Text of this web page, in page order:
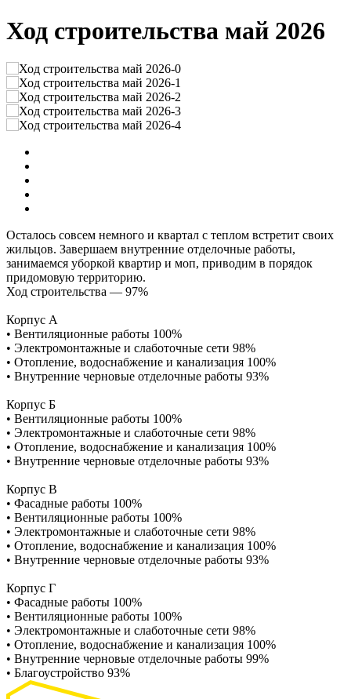
Ход строительства май 2026
Осталось совсем немного и квартал с теплом встретит своих
жильцов. Завершаем внутренние отделочные работы,
занимаемся уборкой квартир и моп, приводим в порядок
придомовую территорию.
Ход строительства — 97%
Корпус А
• Вентиляционные работы 100%
• Электромонтажные и слаботочные сети 98%
• Отопление, водоснабжение и канализация 100%
• Внутренние черновые отделочные работы 93%
Корпус Б
• Вентиляционные работы 100%
• Электромонтажные и слаботочные сети 98%
• Отопление, водоснабжение и канализация 100%
• Внутренние черновые отделочные работы 93%
Корпус В
• Фасадные работы 100%
• Вентиляционные работы 100%
• Электромонтажные и слаботочные сети 98%
• Отопление, водоснабжение и канализация 100%
• Внутренние черновые отделочные работы 93%
Корпус Г
• Фасадные работы 100%
• Вентиляционные работы 100%
• Электромонтажные и слаботочные сети 98%
• Отопление, водоснабжение и канализация 100%
• Внутренние черновые отделочные работы 99%
• Благоустройство 93%